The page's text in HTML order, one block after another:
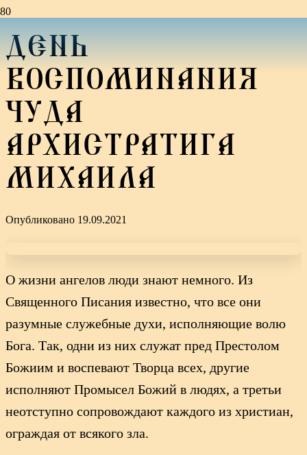
ДЕНЬ
ВОСПОМИНАНИЯ
ЧУДА
АРХИСТРАТИГА
МИХАИЛА
Опубликовано 19.09.2021
О жизни ангелов люди знают немного. Из
Священного Писания известно, что все они
разумные служебные духи, исполняющие волю
Бога. Так, одни из них служат пред Престолом
Божиим и воспевают Творца всех, другие
исполняют Промысел Божий в людях, а третьи
неотступно сопровождают каждого из христиан,
ограждая от всякого зла.